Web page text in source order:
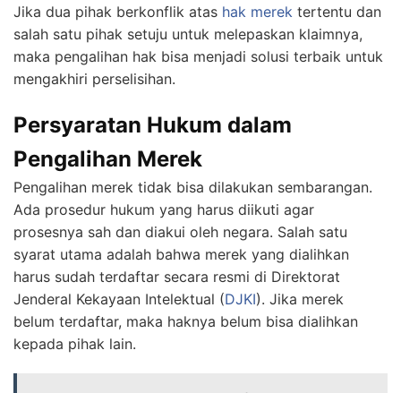
Jika dua pihak berkonflik atas hak merek tertentu dan
salah satu pihak setuju untuk melepaskan klaimnya,
maka pengalihan hak bisa menjadi solusi terbaik untuk
mengakhiri perselisihan.
Persyaratan Hukum dalam
Pengalihan Merek
Pengalihan merek tidak bisa dilakukan sembarangan.
Ada prosedur hukum yang harus diikuti agar
prosesnya sah dan diakui oleh negara. Salah satu
syarat utama adalah bahwa merek yang dialihkan
harus sudah terdaftar secara resmi di Direktorat
Jenderal Kekayaan Intelektual (DJKI). Jika merek
belum terdaftar, maka haknya belum bisa dialihkan
kepada pihak lain.